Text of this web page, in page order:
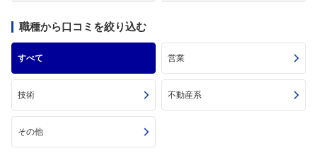
職種から口コミを絞り込む
すべて 営業
技術 不動産系
その他